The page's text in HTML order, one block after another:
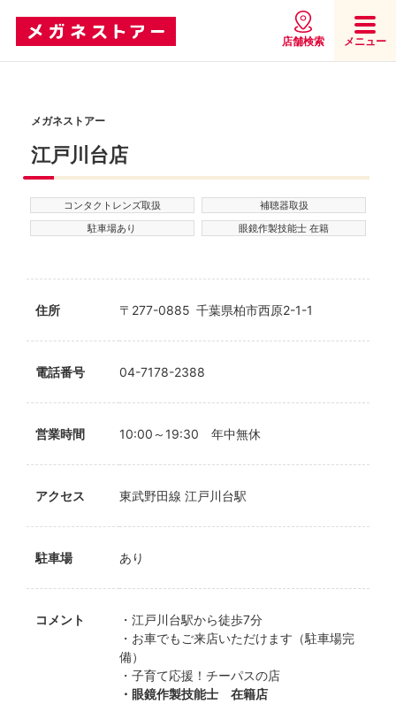
店舗検索 メニュー
メガネストアー
江戸川台店
コンタクトレンズ取扱
補聴器取扱
駐車場あり
眼鏡作製技能士 在籍
住所 〒277-0885 千葉県柏市西原2-1-1
電話番号 04-7178-2388
営業時間 10:00～19:30 年中無休
アクセス 東武野田線 江戸川台駅
駐車場 あり
コメント
・江戸川台駅から徒歩7分
・お車でもご来店いただけます（駐車場完
備）
・子育て応援！チーパスの店
・眼鏡作製技能士 在籍店